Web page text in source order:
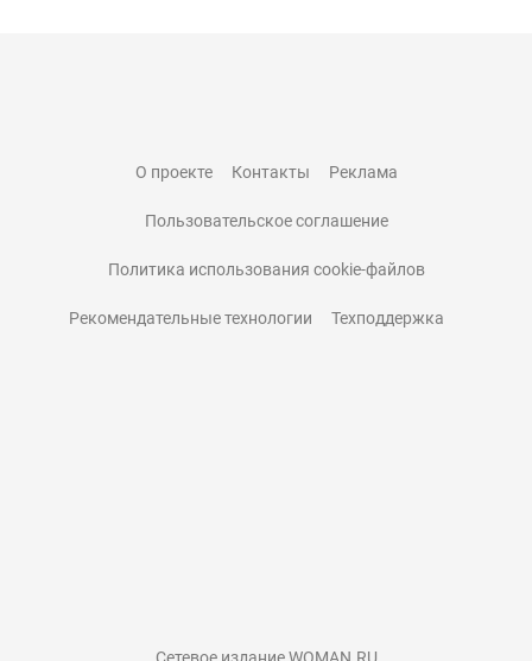
О проекте Контакты Реклама
Пользовательское соглашение
Политика использования cookie-файлов
Рекомендательные технологии Техподдержка